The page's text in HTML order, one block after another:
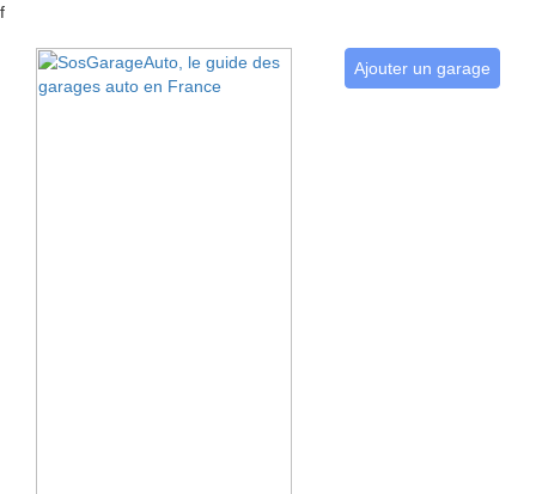
f
Ajouter un garage